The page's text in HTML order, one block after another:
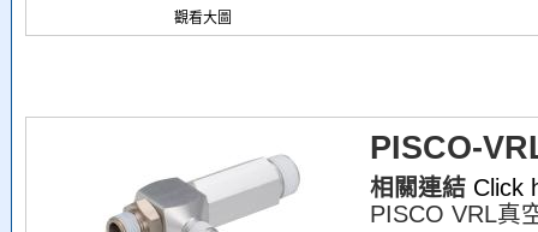
觀看大圖
PISCO-
相關連結 Click
PISCO VRL真